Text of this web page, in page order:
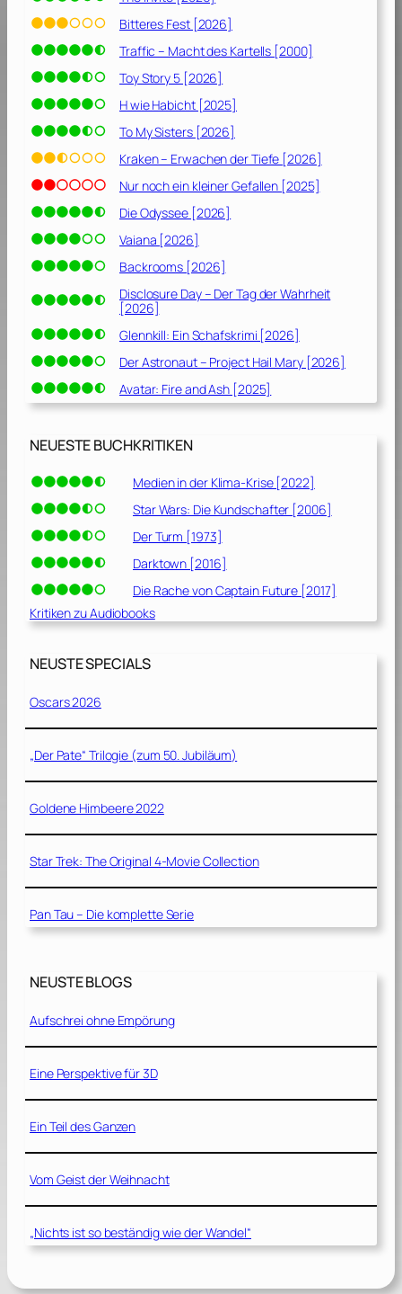
Bitteres Fest [2026]
Traffic – Macht des Kartells [2000]
Toy Story 5 [2026]
H wie Habicht [2025]
To My Sisters [2026]
Kraken – Erwachen der Tiefe [2026]
Nur noch ein kleiner Gefallen [2025]
Die Odyssee [2026]
Vaiana [2026]
Backrooms [2026]
Disclosure Day – Der Tag der Wahrheit
[2026]
Glennkill: Ein Schafskrimi [2026]
Der Astronaut – Project Hail Mary [2026]
Avatar: Fire and Ash [2025]
NEUESTE BUCHKRITIKEN
Medien in der Klima-Krise [2022]
Star Wars: Die Kundschafter [2006]
Der Turm [1973]
Darktown [2016]
Die Rache von Captain Future [2017]
Kritiken zu Audiobooks
NEUSTE SPECIALS
Oscars 2026
„Der Pate“ Trilogie (zum 50. Jubiläum)
Goldene Himbeere 2022
Star Trek: The Original 4-Movie Collection
Pan Tau – Die komplette Serie
NEUSTE BLOGS
Aufschrei ohne Empörung
Eine Perspektive für 3D
Ein Teil des Ganzen
Vom Geist der Weihnacht
„Nichts ist so beständig wie der Wandel“